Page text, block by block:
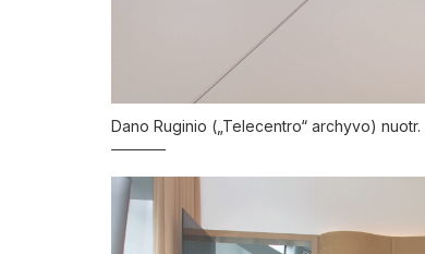
Dano Ruginio („Telecentro“ archyvo) nuotr.